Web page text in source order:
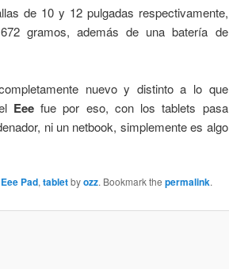
de 10 y 12 pulgadas respectivamente,
gramos, además de una batería de
nuevo y distinto a lo que
Eeefue por eso, con los tablets pasa
ni un netbook, simplemente es algo
Eee Pad,tabletbyozz. Bookmark thepermalink.